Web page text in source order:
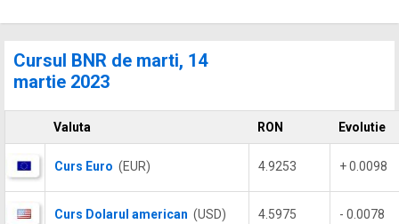
Cursul BNR de marti, 14
martie 2023
Valuta RON Evolutie
Curs Euro (EUR) 4.9253 + 0.0098
Curs Dolarul american (USD) 4.5975 - 0.0078